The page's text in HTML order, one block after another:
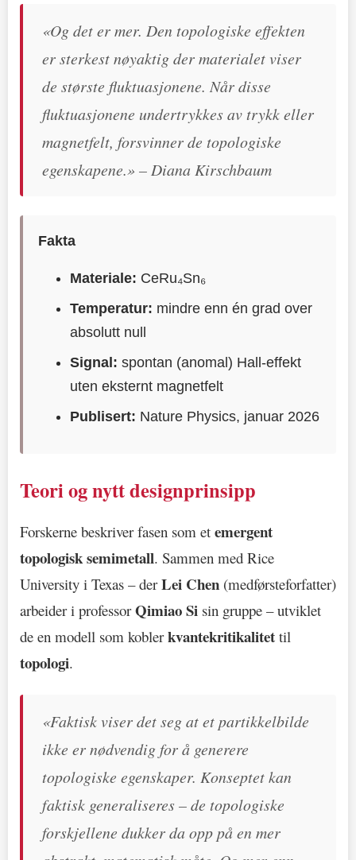
«Og det er mer. Den topologiske effekten
er sterkest nøyaktig der materialet viser
de største fluktuasjonene. Når disse
fluktuasjonene undertrykkes av trykk eller
magnetfelt, forsvinner de topologiske
egenskapene.» – Diana Kirschbaum
Fakta
Materiale: CeRu₄Sn₆
Temperatur: mindre enn én grad over
absolutt null
Signal: spontan (anomal) Hall-effekt
uten eksternt magnetfelt
Publisert: Nature Physics, januar 2026
Teori og nytt designprinsipp
Forskerne beskriver fasen som et emergent
topologisk semimetall. Sammen med Rice
University i Texas – derLei Chen (medførsteforfatter)
arbeider i professorQimiao Si sin gruppe – utviklet
de en modell som koblerkvantekritikalitet til
topologi.
«Faktisk viser det seg at et partikkelbilde
ikke er nødvendig for å generere
topologiske egenskaper. Konseptet kan
faktisk generaliseres – de topologiske
forskjellene dukker da opp på en mer